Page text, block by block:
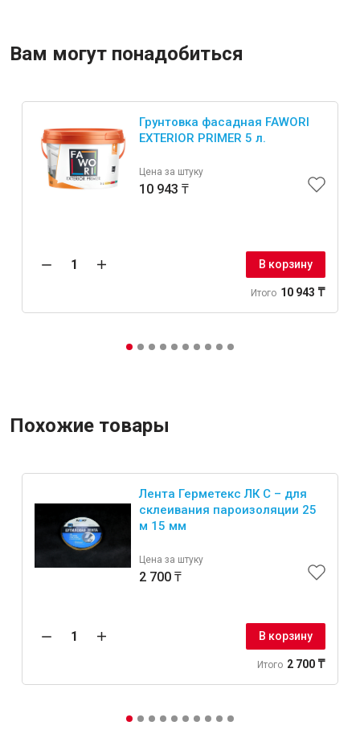
Вам могут понадобиться
Грунтовка фасадная FAWORI
EXTERIOR PRIMER 5 л.
Цена за штуку
10 943 ₸
В корзину
Итого 10 943 ₸
Похожие товары
Лента Герметекс ЛК С – для
склеивания пароизоляции 25
м 15 мм
Цена за штуку
2 700 ₸
В корзину
Итого 2 700 ₸